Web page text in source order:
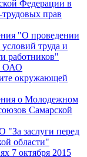
Федерации в
прав
"О проведении
труда и
работников"
ОАО
окружающей
о Молодежном
Самарской
заслуги перед
области"
7 октября 2015